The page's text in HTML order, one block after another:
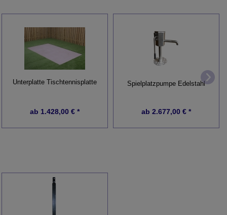
Unterplatte Tischtennisplatte
ab 1.428,00 € *
Spielplatzpumpe Edelstahl
ab 2.677,00 € *